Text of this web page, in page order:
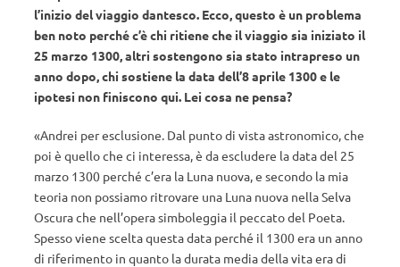
l’inizio del viaggio dantesco. Ecco, questo è un problema
ben noto perché c’è chi ritiene che il viaggio sia iniziato il
25 marzo 1300, altri sostengono sia stato intrapreso un
anno dopo, chi sostiene la data dell’8 aprile 1300 e le
ipotesi non finiscono qui. Lei cosa ne pensa?
«Andrei per esclusione. Dal punto di vista astronomico, che
poi è quello che ci interessa, è da escludere la data del 25
marzo 1300 perché c’era la Luna nuova, e secondo la mia
teoria non possiamo ritrovare una Luna nuova nella Selva
Oscura che nell’opera simboleggia il peccato del Poeta.
Spesso viene scelta questa data perché il 1300 era un anno
di riferimento in quanto la durata media della vita era di